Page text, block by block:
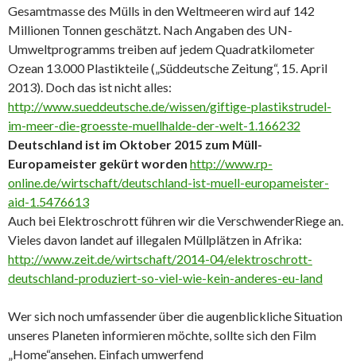
Gesamtmasse des Mülls in den Weltmeeren wird auf 142
Millionen Tonnen geschätzt. Nach Angaben des UN-
Umweltprogramms treiben auf jedem Quadratkilometer
Ozean 13.000 Plastikteile („Süddeutsche Zeitung“, 15. April
2013). Doch das ist nicht alles:
http://www.sueddeutsche.de/wissen/giftige-plastikstrudel-
im-meer-die-groesste-muellhalde-der-welt-1.166232
Deutschland ist im Oktober 2015 zum Müll-
Europameister gekürt worden http://www.rp-
online.de/wirtschaft/deutschland-ist-muell-europameister-
aid-1.5476613
Auch bei Elektroschrott führen wir die VerschwenderRiege an.
Vieles davon landet auf illegalen Müllplätzen in Afrika:
http://www.zeit.de/wirtschaft/2014-04/elektroschrott-
deutschland-produziert-so-viel-wie-kein-anderes-eu-land
Wer sich noch umfassender über die augenblickliche Situation
unseres Planeten informieren möchte, sollte sich den Film
„Home“ansehen. Einfach umwerfend